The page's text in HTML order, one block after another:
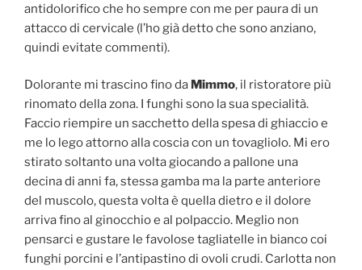
antidolorifico che ho sempre con me per paura di un
attacco di cervicale (l’ho già detto che sono anziano,
quindi evitate commenti).
Dolorante mi trascino fino da Mimmo, il ristoratore più
rinomato della zona. I funghi sono la sua specialità.
Faccio riempire un sacchetto della spesa di ghiaccio e
me lo lego attorno alla coscia con un tovagliolo. Mi ero
stirato soltanto una volta giocando a pallone una
decina di anni fa, stessa gamba ma la parte anteriore
del muscolo, questa volta è quella dietro e il dolore
arriva fino al ginocchio e al polpaccio. Meglio non
pensarci e gustare le favolose tagliatelle in bianco coi
funghi porcini e l’antipastino di ovoli crudi. Carlotta non